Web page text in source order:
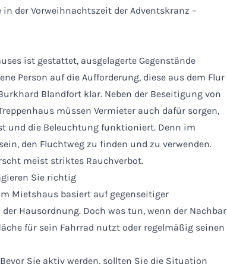
der Vorweihnachtszeit der Adventskranz –
ist gestattet, ausgelagerte Gegenstände
Person auf die Aufforderung, diese aus dem Flur
Blandfort klar. Neben der Beseitigung von
müssen Vermieter auch dafür sorgen,
und die Beleuchtung funktioniert. Denn im
den Fluchtweg zu finden und zu verwenden.
meist striktes Rauchverbot.
Sie richtig
Mietshaus basiert auf gegenseitiger
Hausordnung. Doch was tun, wenn der Nachbar
für sein Fahrrad nutzt oder regelmäßig seinen
Bevor Sie aktiv werden, sollten Sie die Situation